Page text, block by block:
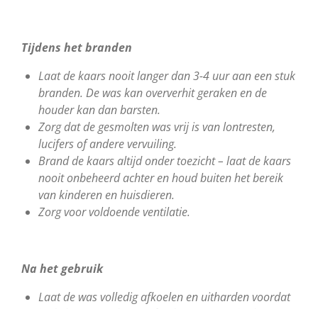
Tijdens het branden
Laatde kaars nooit langer dan 3-4 uur aan een stuk
branden. De was kan oververhit geraken en de
houder kan dan barsten.
Zorg dat de gesmolten was vrij is van lontresten,
lucifers of andere vervuiling.
Brand de kaars altijd onder toezicht – laat de kaars
nooit onbeheerd achter en houd buiten het bereik
van kinderen en huisdieren.
Zorg voor voldoende ventilatie.
Na het gebruik
Laat de was volledig afkoelen en uitharden voordat